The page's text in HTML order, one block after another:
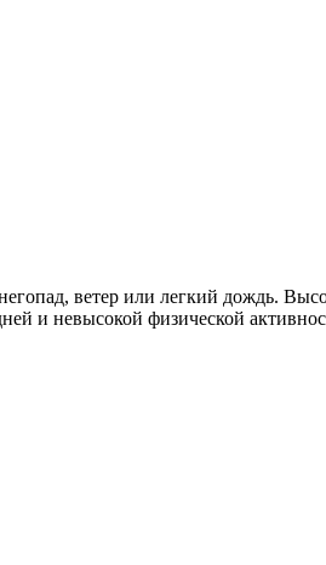
ветер или легкий дождь.
и невысокой физической